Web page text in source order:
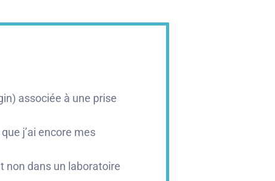
associée à une prise
j’ai encore mes
non dans un laboratoire